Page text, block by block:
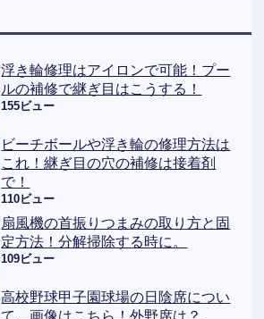
浮き輪修理はアイロンで可能！プー
ルの補修で継ぎ目はこうする！
155ビュー
ビーチボールや浮き輪の修理方法は
これ！継ぎ目の穴の補修は接着剤
で！
110ビュー
扇風機の首振りつまみの取り方と固
定方法！分解掃除する時に。
109ビュー
高校野球甲子園球場の日陰席につい